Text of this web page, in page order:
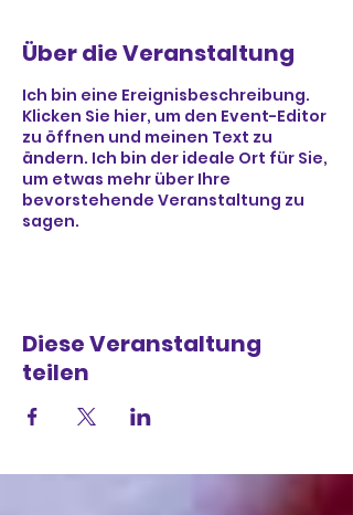
Über die Veranstaltung
Ich bin eine Ereignisbeschreibung.
Klicken Sie hier, um den Event-Editor
zu öffnen und meinen Text zu
ändern. Ich bin der ideale Ort für Sie,
um etwas mehr über Ihre
bevorstehende Veranstaltung zu
sagen.
Diese Veranstaltung
teilen